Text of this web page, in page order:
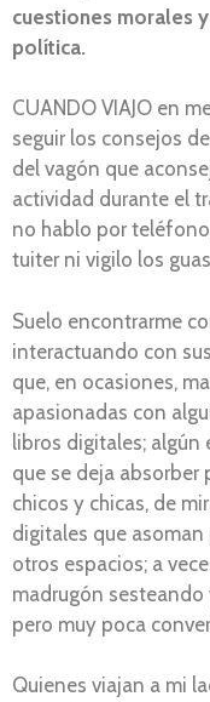
cuestiones morales
política.
CUANDO VIAJO en
seguir los consejos
del vagón que
actividad durante el
no hablo por
tuiter ni vigilo los
Suelo encontrarme
interactuando con
que, en ocasiones,
apasionadas con
libros digitales; algún
que se deja absorber
chicos y chicas, de
digitales que
otros espacios; a
madrugón sesteando
pero muy poca
Quienes viajan a mi